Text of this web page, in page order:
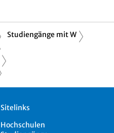
Studiengänge mit W
Sitelinks
Hochschulen